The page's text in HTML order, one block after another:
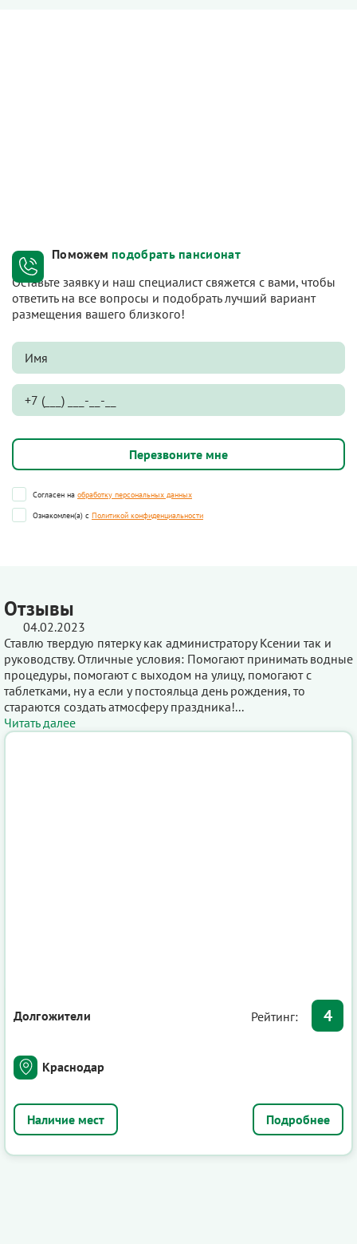
Поможем подобрать пансионат
Оставьте заявку и наш специалист свяжется с вами, чтобы
ответить на все вопросы и подобрать лучший вариант
размещения вашего близкого!
Согласен на обработку персональных данных
Ознакомлен(а) с Политикой конфиденциальности
Отзывы
04.02.2023
Ставлю твердую пятерку как администратору Ксении так и
руководству. Отличные условия: Помогают принимать водные
процедуры, помогают с выходом на улицу, помогают с
таблетками, ну а если у постояльца день рождения, то
стараются создать атмосферу праздника!...
Читать далее
Долгожители Рейтинг: 4
Краснодар
Подробнее